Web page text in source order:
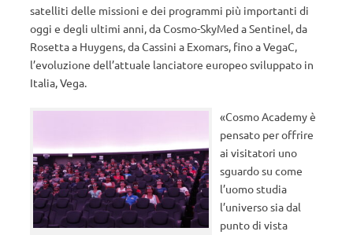
satelliti delle missioni e dei programmi più importanti di
oggi e degli ultimi anni, da Cosmo-SkyMed a Sentinel, da
Rosetta a Huygens, da Cassini a Exomars, fino a VegaC,
l’evoluzione dell’attuale lanciatore europeo sviluppato in
Italia, Vega.
«Cosmo Academy è
pensato per offrire
ai visitatori uno
sguardo su come
l’uomo studia
l’universo sia dal
punto di vista